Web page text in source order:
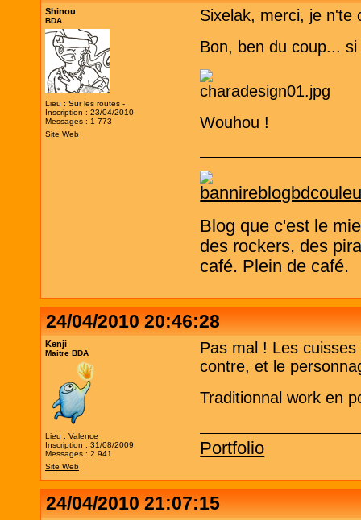
Shinou
BDA
Lieu : Sur les routes -
Inscription : 23/04/2010
Messages : 1 773
Site Web
Sixelak, merci, je n'te
Bon, ben du coup...
Wouhou !
Blog que c'est le
des rockers, des
café. Plein de café.
24/04/2010 20:46:28
Kenji
Maitre BDA
Lieu : Valence
Inscription : 31/08/2009
Messages : 2 941
Site Web
Pas mal ! Les
contre, et le
Traditionnal work en
Portfolio
24/04/2010 21:07:15